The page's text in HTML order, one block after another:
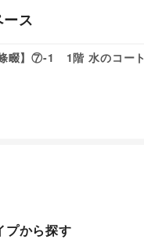
ス
條畷】⑦-1 1階 水のコート
プから探す